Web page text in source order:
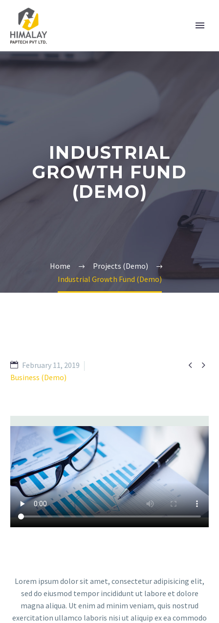
INDUSTRIAL
GROWTH FUND
(DEMO)
Home
Projects (Demo)
Industrial Growth Fund (Demo)
 
February 11, 2019
Business (Demo)
Lorem ipsum dolor sit amet, consectetur adipisicing elit,
sed do eiusmod tempor incididunt ut labore et dolore
magna aliqua. Ut enim ad minim veniam, quis nostrud
exercitation ullamco laboris nisi ut aliquip ex ea commodo